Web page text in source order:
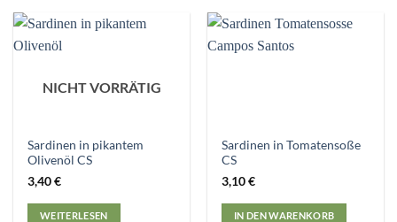
NICHT VORRÄTIG
Sardinen in pikantem
Olivenöl CS
3,40€
WEITERLESEN
Sardinen in Tomatensoße
CS
3,10€
IN DEN WARENKORB